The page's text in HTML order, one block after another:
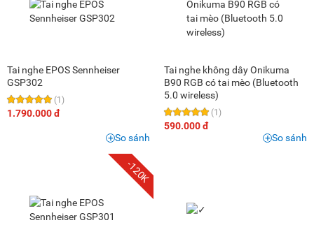
Tai nghe EPOS Sennheiser
GSP302
(1)
1.790.000 đ
So sánh
Tai nghe không dây Onikuma
B90 RGB có tai mèo (Bluetooth
5.0 wireless)
(1)
590.000 đ
So sánh
-120K